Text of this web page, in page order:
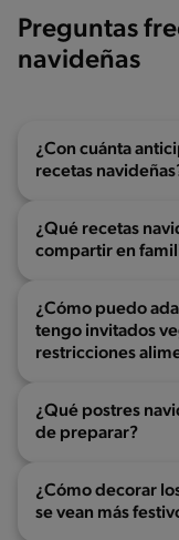
Preguntas
navideñas
¿Con cuánta
recetas
¿Qué recetas
compartir en
¿Cómo puedo
tengo invitados
restricciones
¿Qué postres
de preparar?
¿Cómo decorar
se vean más